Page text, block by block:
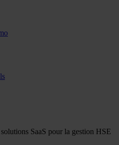
SaaS pour la gestion HSE